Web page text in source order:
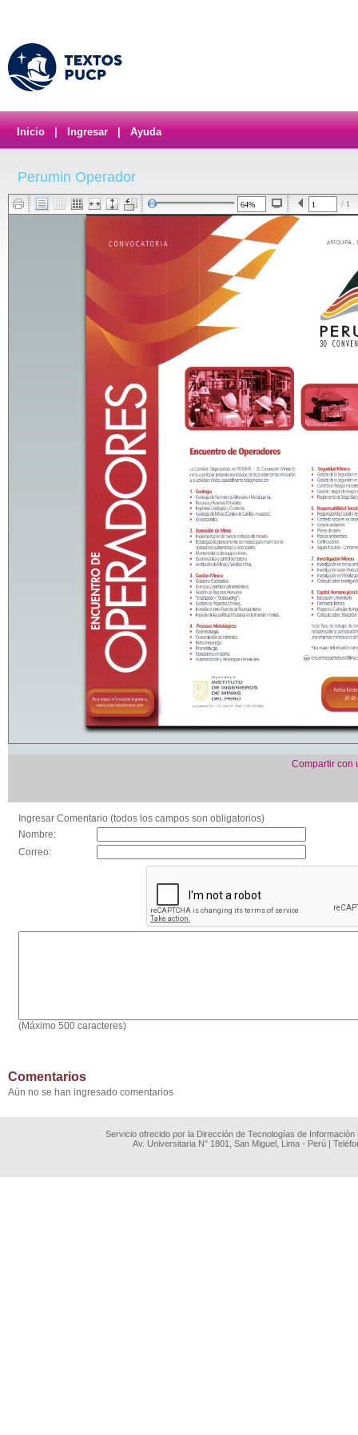
Inicio Ingresar Ayuda
Perumin Operador
/ 1
Compartir con
Ingresar Comentario (todos los campos son obligatorios)
Nombre:
Correo:
(Máximo 500 caracteres)
Comentarios
Aún no se han ingresado comentarios
Servicio ofrecido por la Dirección de Tecnologías de
Av. Universitaria N° 1801, San Miguel, Lima - Perú |